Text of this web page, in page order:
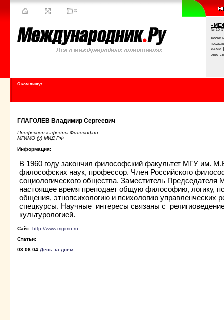
№ 10
Хосни
РАМИ
О ком пишут
ГЛАГОЛЕВ Владимир Сергеевич
Профессор кафедры Философии
МГИМО (у) МИД РФ
Информация:
В 1960 году закончил философский факультет МГУ им.
философских наук, профессор. Член Российского
социологического общества. Заместитель
настоящее время преподает общую философию, логику,
общения, этнопсихологию и психологию управленческих
спецкурсы. Научные интересы связаны с
культурологией.
Сайт: http://www.mgimo.ru
Статьи:
03.06.04 День за днем